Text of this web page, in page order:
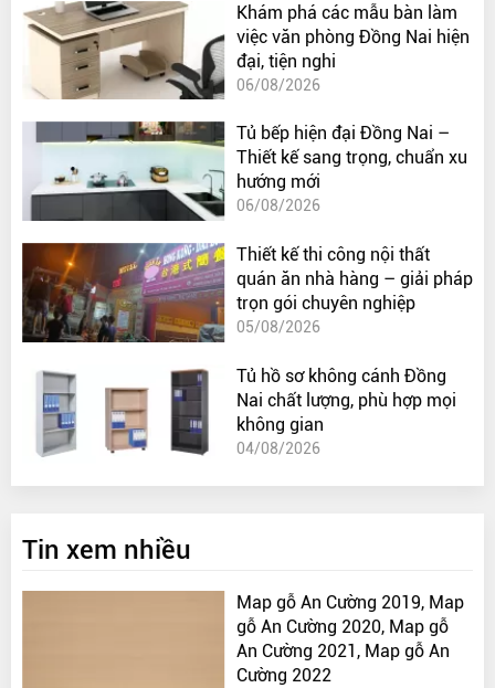
Khám phá các mẫu bàn làm
việc văn phòng Đồng Nai hiện
đại, tiện nghi
06/08/2026
Tủ bếp hiện đại Đồng Nai –
Thiết kế sang trọng, chuẩn xu
hướng mới
06/08/2026
Thiết kế thi công nội thất
quán ăn nhà hàng – giải pháp
trọn gói chuyên nghiệp
05/08/2026
Tủ hồ sơ không cánh Đồng
Nai chất lượng, phù hợp mọi
không gian
04/08/2026
Tin xem nhiều
Map gỗ An Cường 2019, Map
gỗ An Cường 2020, Map gỗ
An Cường 2021, Map gỗ An
Cường 2022